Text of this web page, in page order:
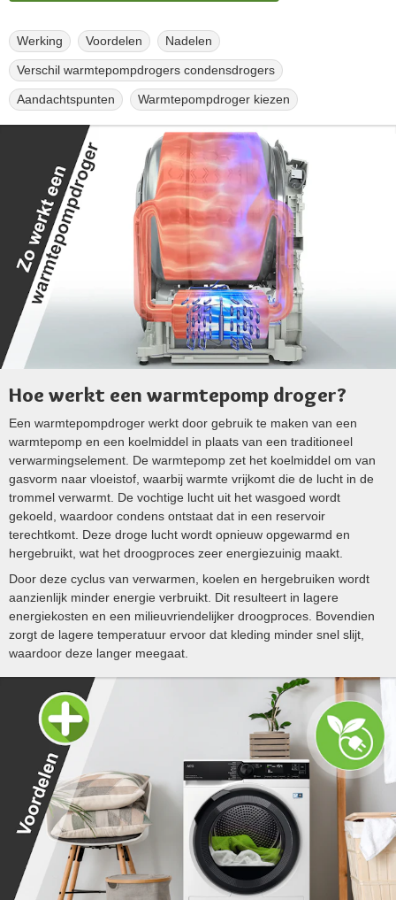
Werking Voordelen Nadelen
Verschil warmtepompdrogers condensdrogers
Aandachtspunten Warmtepompdroger kiezen
Hoe werkt een warmtepomp droger?
Een warmtepompdroger werkt door gebruik te maken van een
warmtepomp en een koelmiddel in plaats van een traditioneel
verwarmingselement. De warmtepomp zet het koelmiddel om van
gasvorm naar vloeistof, waarbij warmte vrijkomt die de lucht in de
trommel verwarmt. De vochtige lucht uit het wasgoed wordt
gekoeld, waardoor condens ontstaat dat in een reservoir
terechtkomt. Deze droge lucht wordt opnieuw opgewarmd en
hergebruikt, wat het droogproces zeer energiezuinig maakt.
Door deze cyclus van verwarmen, koelen en hergebruiken wordt
aanzienlijk minder energie verbruikt. Dit resulteert in lagere
energiekosten en een milieuvriendelijker droogproces​​. Bovendien
zorgt de lagere temperatuur ervoor dat kleding minder snel slijt,
waardoor deze langer meegaat​.